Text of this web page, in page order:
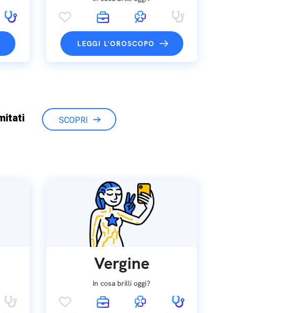
LEGGI L'OROSCOPO
SCOPRI
Vergine
In cosa brilli oggi?